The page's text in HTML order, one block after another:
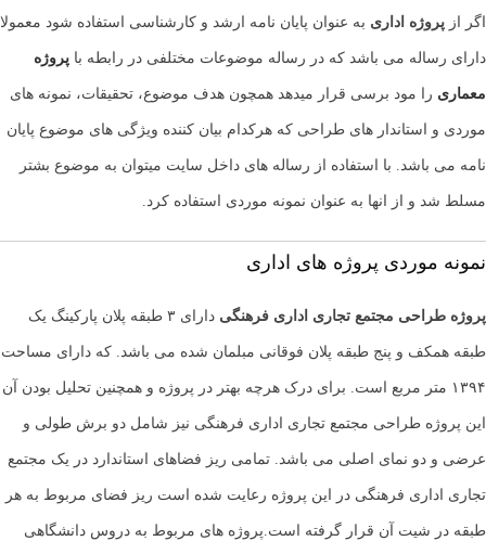
اگر از پروژه اداری به عنوان پایان نامه ارشد و کارشناسی استفاده شود معمولا
دارای رساله می باشد که در رساله موضوعات مختلفی در رابطه با پروژه
معماری را مود برسی قرار میدهد همچون هدف موضوع، تحقیقات، نمونه های
موردی و استاندار های طراحی که هرکدام بیان کننده ویژگی های موضوع پایان
نامه می باشد. با استفاده از رساله های داخل سایت میتوان به موضوع بشتر
مسلط شد و از انها به عنوان نمونه موردی استفاده کرد.
نمونه موردی پروژه های اداری
پروژه طراحی مجتمع تجاری اداری فرهنگی دارای ۳ طبقه پلان پارکینگ یک
طبقه همکف و پنج طبقه پلان فوقانی مبلمان شده می باشد. که دارای مساحت
۱۳۹۴ متر مربع است. برای درک هرچه بهتر در پروژه و همچنین تحلیل بودن آن
این پروژه طراحی مجتمع تجاری اداری فرهنگی نیز شامل دو برش طولی و
عرضی و دو نمای اصلی می باشد. تمامی ریز فضاهای استاندارد در یک مجتمع
تجاری اداری فرهنگی در این پروژه رعایت شده است ریز فضای مربوط به هر
طبقه در شیت آن قرار گرفته است.پروژه های مربوط به دروس دانشگاهی